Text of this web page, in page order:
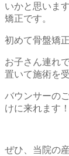
いかと思いま
矯正です。
初めて骨盤矯
お子さん連れ
置いて施術を
バウンサーの
けに来れます
ぜひ、当院の